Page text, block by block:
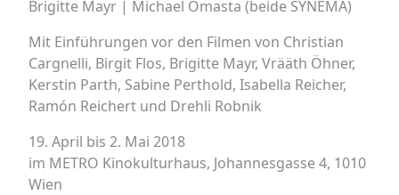
Brigitte Mayr | Michael Omasta (beide SYNEMA)
Mit Einführungen vor den Filmen von Christian
Cargnelli, Birgit Flos, Brigitte Mayr, Vrääth Öhner,
Kerstin Parth, Sabine Perthold, Isabella Reicher,
Ramón Reichert und Drehli Robnik
19. April bis 2. Mai 2018
im METRO Kinokulturhaus, Johannesgasse 4, 1010
Wien